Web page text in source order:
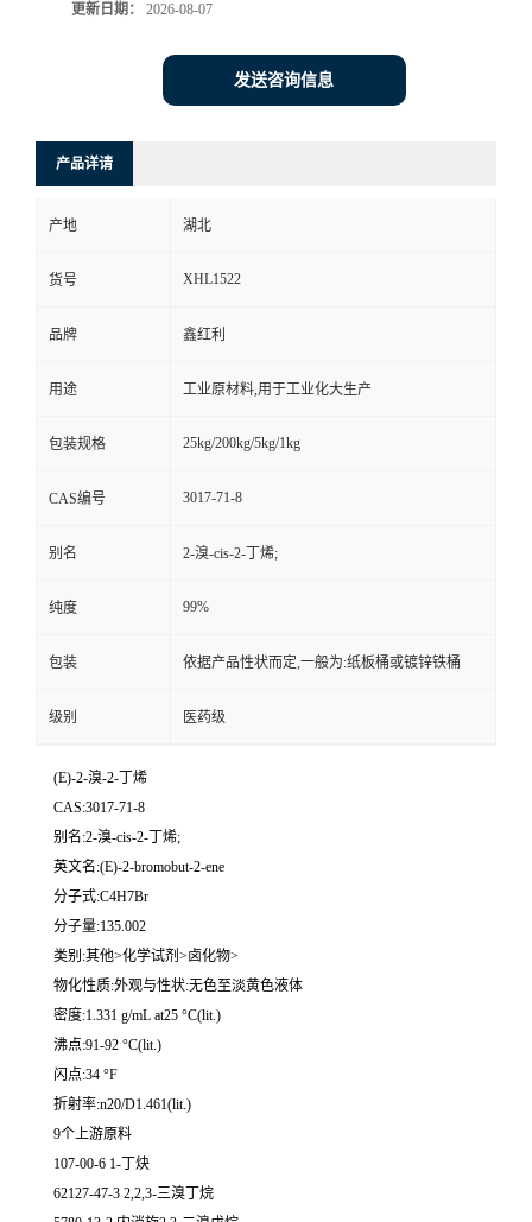
更新日期： 2026-08-07
发送咨询信息
产品详请
产地 湖北
货号 XHL1522
品牌 鑫红利
用途 工业原材料,用于工业化大生产
包装规格 25kg/200kg/5kg/1kg
CAS编号 3017-71-8
别名 2-溴-cis-2-丁烯;
纯度 99%
包装 依据产品性状而定,一般为:纸板桶或镀锌铁桶
级别 医药级
(E)-2-溴-2-丁烯
CAS:3017-71-8
别名:2-溴-cis-2-丁烯;
英文名:(E)-2-bromobut-2-ene
分子式:C4H7Br
分子量:135.002
类别:其他>化学试剂>卤化物>
物化性质:外观与性状:无色至淡黄色液体
密度:1.331 g/mL at25 °C(lit.)
沸点:91-92 °C(lit.)
闪点:34 °F
折射率:n20/D1.461(lit.)
9个上游原料
107-00-6 1-丁炔
62127-47-3 2,2,3-三溴丁烷